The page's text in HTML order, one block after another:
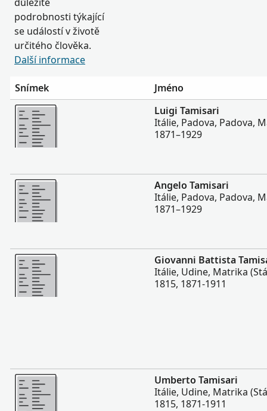
podrobnosti týkající
se událostí v životě
určitého člověka.
Další informace
Snímek
Jméno
Více
Luigi Tamisari
Itálie, Padova, Padova,
1871–1929
Více
Angelo Tamisari
Itálie, Padova, Padova,
1871–1929
Více
Giovanni Battista
Itálie, Udine, Matrika
1815, 1871-1911
Více
Umberto Tamisari
Itálie, Udine, Matrika
1815, 1871-1911